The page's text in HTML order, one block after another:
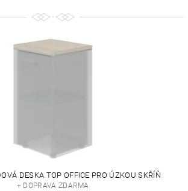
DESKA TOP OFFICE PRO ÚZKOU SKŘÍŇ
+ DOPRAVA ZDARMA